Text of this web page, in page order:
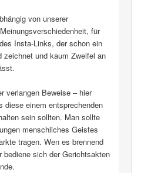
von unserer
für
Insta-Links, der schon ein
zeichnet und kaum Zweifel an
verlangen Beweise – hier
diese einem entsprechenden
sein sollten. Man sollte
menschliches Geistes
tragen. Wen es brennend
bediene sich der Gerichtsakten